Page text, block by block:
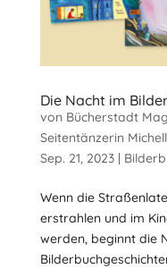
Die Nacht im
von Bücherstadt
Seitentänzerin
Sep. 21, 2023|
Wenn die
erstrahlen und im
werden, beginnt die